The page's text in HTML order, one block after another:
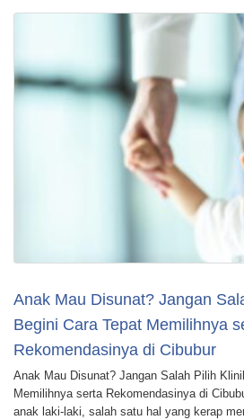
Anak Mau Disunat? Jangan
Begini Cara Tepat Memilihnya
Rekomendasinya di Cibubur
Anak Mau Disunat? Jangan Salah Pilih
Memilihnya serta Rekomendasinya di
anak laki-laki, salah satu hal yang kerap